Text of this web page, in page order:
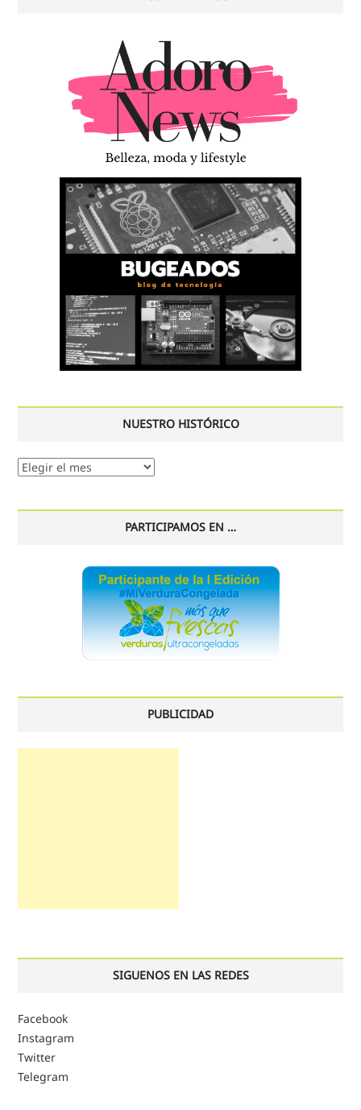
NUESTRO HISTÓRICO
Nuestro
PARTICIPAMOS EN …
PUBLICIDAD
SIGUENOS EN LAS REDES
Facebook
Instagram
Twitter
Telegram